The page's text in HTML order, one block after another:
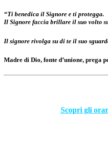
“Ti benedica il Signore e ti protegga.
Il Signore faccia brillare il suo volto
Il signore rivolga su di te il suo
Madre di Dio, fonte d’unione, prega
Scopri gli